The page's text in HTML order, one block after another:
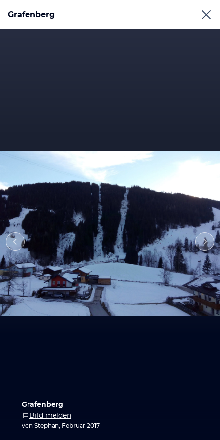
Grafenberg
Grafenberg
Bild melden
von Stephan, Februar 2017